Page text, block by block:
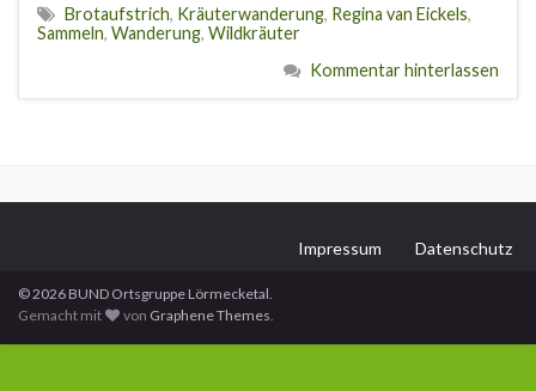
Brotaufstrich, Kräuterwanderung, Regina van Eickels,
Sammeln, Wanderung, Wildkräuter
Kommentar hinterlassen
Impressum Datenschutz
© 2026 BUND Ortsgruppe Lörmecketal.
Gemacht mit
von Graphene Themes.